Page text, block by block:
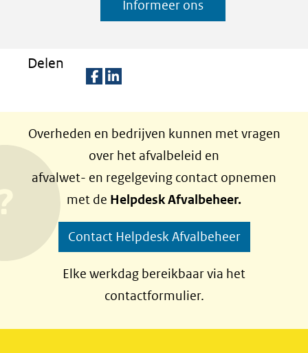
Informeer ons
Delen
l
e
n
o
p
F
b
l
e
n
o
p
L
e
Overheden en bedrijven kunnen met vragen
over het afvalbeleid en
afvalwet- en regelgeving contact opnemen
met de Helpdesk Afvalbeheer.
Contact Helpdesk Afvalbeheer
Elke werkdag bereikbaar via het
contactformulier.